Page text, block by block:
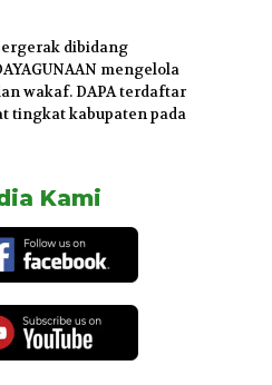
dibidang
mengelola
wakaf. DAPA terdaftar
tingkat kabupaten pada
Kami